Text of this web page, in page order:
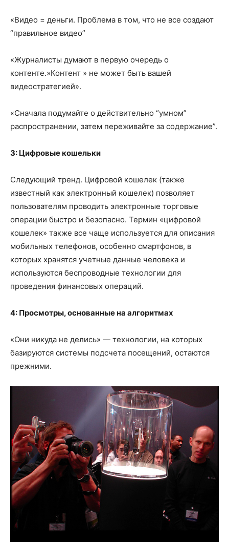
«Видео = деньги. Проблема в том, что не все создают
“правильное видео”
«Журналисты думают в первую очередь о
контенте.»Контент » не может быть вашей
видеостратегией».
«Сначала подумайте о действительно “умном”
распространении, затем переживайте за содержание”.
3: Цифровые кошельки
Следующий тренд. Цифровой кошелек (также
известный как электронный кошелек) позволяет
пользователям проводить электронные торговые
операции быстро и безопасно. Термин «цифровой
кошелек» также все чаще используется для описания
мобильных телефонов, особенно смартфонов, в
которых хранятся учетные данные человека и
используются беспроводные технологии для
проведения финансовых операций.
4: Просмотры, основанные на алгоритмах
«Они никуда не делись» — технологии, на которых
базируются системы подсчета посещений, остаются
прежними.